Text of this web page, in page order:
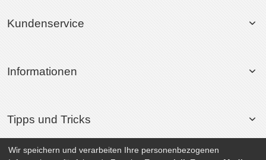
Kundenservice
Informationen
Tipps und Tricks
Wir speichern und verarbeiten Ihre personenbezogenen